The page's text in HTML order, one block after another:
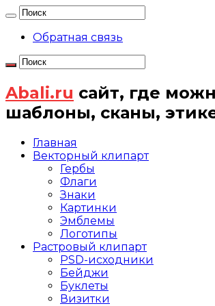
Обратная связь
Abali.ru сайт, где
шаблоны, сканы,
Главная
Векторный клипарт
Гербы
Флаги
Знаки
Картинки
Эмблемы
Логотипы
Растровый клипарт
PSD-исходники
Бейджи
Буклеты
Визитки